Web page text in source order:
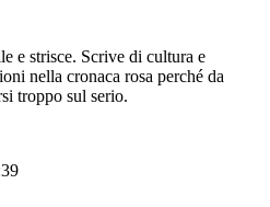
e strisce. Scrive di cultura e
nella cronaca rosa perché da
troppo sul serio.